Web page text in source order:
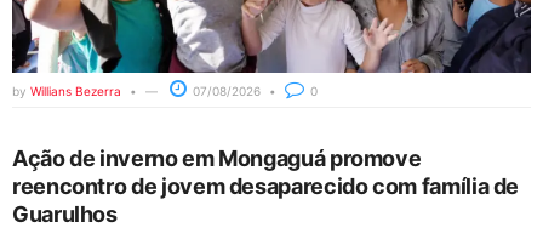
by Willians Bezerra 07/08/2026 0
Ação de inverno em Mongaguá promove
reencontro de jovem desaparecido com família de
Guarulhos